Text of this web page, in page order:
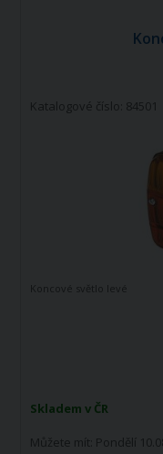
Katalogové číslo: 84501
Skladem v ČR
Můžete mít: Pondělí
Koncové světlo levé